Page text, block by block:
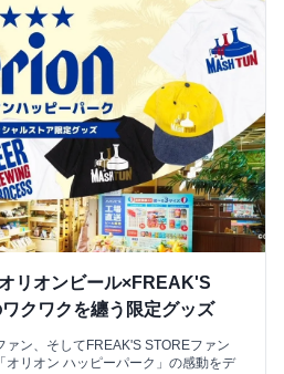
リオンビール×FREAK'S
クワクを纏う限定グッズ
ン、そしてFREAK'S STOREファン
オリオン ハッピーパーク」の感動をデ